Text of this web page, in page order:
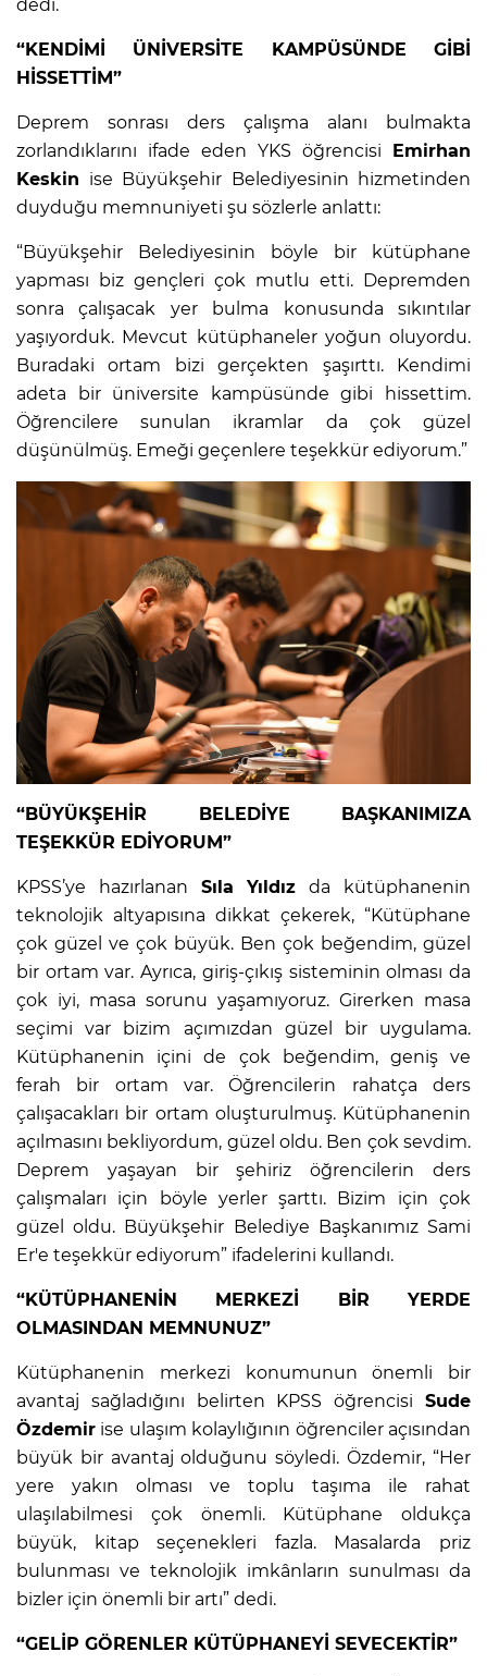
dedi.
“KENDİMİ ÜNİVERSİTE KAMPÜSÜNDE GİBİ
HİSSETTİM”
Deprem sonrası ders çalışma alanı bulmakta
zorlandıklarını ifade eden YKS öğrencisi
Emirhan
Keskin ise Büyükşehir Belediyesinin hizmetinden
duyduğu memnuniyeti şu sözlerle anlattı:
“Büyükşehir Belediyesinin böyle bir kütüphane
yapması biz gençleri çok mutlu etti. Depremden
sonra çalışacak yer bulma konusunda sıkıntılar
yaşıyorduk. Mevcut kütüphaneler yoğun oluyordu.
Buradaki ortam bizi gerçekten şaşırttı. Kendimi
adeta bir üniversite kampüsünde gibi hissettim.
Öğrencilere sunulan ikramlar da çok güzel
düşünülmüş. Emeği geçenlere teşekkür ediyorum.”
“BÜYÜKŞEHİR BELEDİYE BAŞKANIMIZA
TEŞEKKÜR EDİYORUM”
KPSS’ye hazırlanan Sıla Yıldız da kütüphanenin
teknolojik altyapısına dikkat çekerek, “Kütüphane
çok güzel ve çok büyük. Ben çok beğendim, güzel
bir ortam var. Ayrıca, giriş-çıkış sisteminin olması da
çok iyi, masa sorunu yaşamıyoruz. Girerken masa
seçimi var bizim açımızdan güzel bir uygulama.
Kütüphanenin içini de çok beğendim, geniş ve
ferah bir ortam var. Öğrencilerin rahatça ders
çalışacakları bir ortam oluşturulmuş. Kütüphanenin
açılmasını bekliyordum, güzel oldu. Ben çok sevdim.
Deprem yaşayan bir şehiriz öğrencilerin ders
çalışmaları için böyle yerler şarttı. Bizim için çok
güzel oldu. Büyükşehir Belediye Başkanımız Sami
Er'e teşekkür ediyorum” ifadelerini kullandı.
“KÜTÜPHANENİN MERKEZİ BİR YERDE
OLMASINDAN MEMNUNUZ”
Kütüphanenin merkezi konumunun önemli bir
avantaj sağladığını belirten KPSS öğrencisi Sude
Özdemir ise ulaşım kolaylığının öğrenciler açısından
büyük bir avantaj olduğunu söyledi. Özdemir, “Her
yere yakın olması ve toplu taşıma ile rahat
ulaşılabilmesi çok önemli. Kütüphane oldukça
büyük, kitap seçenekleri fazla. Masalarda priz
bulunması ve teknolojik imkânların sunulması da
bizler için önemli bir artı” dedi.
“GELİP GÖRENLER KÜTÜPHANEYİ SEVECEKTİR”